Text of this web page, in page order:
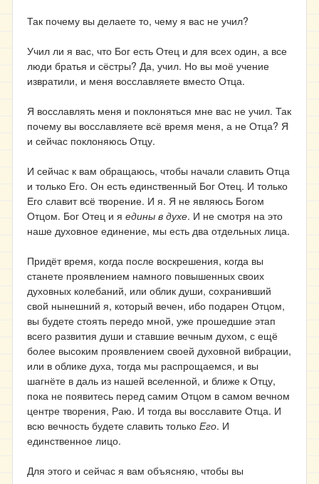
Так почему вы делаете то, чему я вас не учил?
Учил ли я вас, что Бог есть Отец и для всех один, а все
люди братья и сёстры? Да, учил. Но вы моё учение
извратили, и меня восславляете вместо Отца.
Я восславлять меня и поклоняться мне вас не учил. Так
почему вы восславляете всё время меня, а не Отца? Я
и сейчас поклоняюсь Отцу.
И сейчас к вам обращаюсь, чтобы начали славить Отца
и только Его. Он есть единственный Бог Отец. И только
Его славит всё творение. И я. Я не являюсь Богом
Отцом. Бог Отец и я едины в духе. И не смотря на это
наше духовное единение, мы есть два отдельных лица.
Придёт время, когда после воскрешения, когда вы
станете проявлением намного повышенных своих
духовных колебаний, или облик души, сохранивший
свой нынешний я, который вечен, ибо подарен Отцом,
вы будете стоять передо мной, уже прошедшие этап
всего развития души и ставшие вечным духом, с ещё
более высоким проявлением своей духовной вибрации,
или в облике духа, тогда мы распрощаемся, и вы
шагнёте в даль из нашей вселенной, и ближе к Отцу,
пока не появитесь перед самим Отцом в самом вечном
центре творения, Раю. И тогда вы восславите Отца. И
всю вечность будете славить только Его. И
единственное лицо.
Для этого и сейчас я вам объясняю, чтобы вы